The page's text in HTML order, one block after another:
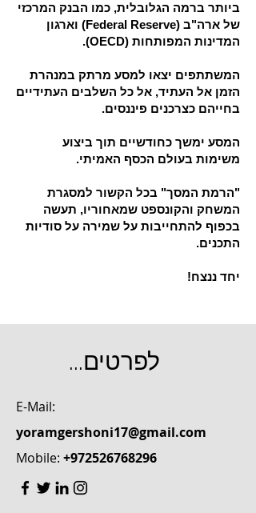
ביותר ברמה הגלובלית, כמו הבנק המרכזי
של ארה"ב (Federal Reserve) וארגון
המדינות המפותחות (OECD).
המשתתפים יצאו למסע מרתק במנהרת
הזמן אל העתיד, אל כל השלבים העתידיים
בחייהם כצרכנים פיננסים.
המסע ימשך כחודשיים תוך ביצוע
משימות בעולם הכסף האמיתי.
"הרמת המסך" בכל הקשור למסגרת
המשחק והקונספט שמאחוריו, תעשה
בכפוף להתחייבות על שמירה על סודיות
התכנים.
יחד ננצח!
...לפרטים
E-Mail:
yoramgershoni17@gmail.com
Mobile: +972526768296